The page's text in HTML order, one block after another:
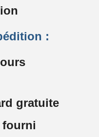
:
gratuite
fourni